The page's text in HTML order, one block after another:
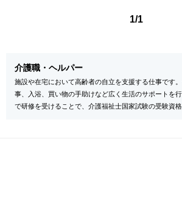
1/1
介護職・ヘルパー
施設や在宅において高齢者の自立を支援する仕事です
事、入浴、買い物の手助けなど広く生活のサポートを
で研修を受けることで、介護福祉士国家試験の受験資